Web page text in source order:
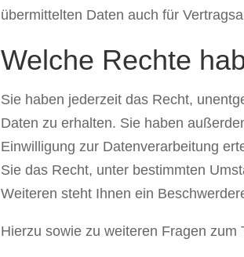
übermittelten Daten auch für
Welche Rechte
Sie haben jederzeit das Recht,
Daten zu erhalten. Sie haben
Einwilligung zur Datenverarbeitung
Sie das Recht, unter bestimmten
Weiteren steht Ihnen ein
Hierzu sowie zu weiteren Fragen